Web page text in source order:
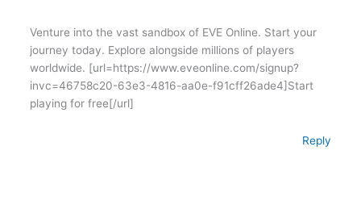
Venture into the vast sandbox of EVE Online. Start your
journey today. Explore alongside millions of players
worldwide. [url=https://www.eveonline.com/signup?
invc=46758c20-63e3-4816-aa0e-f91cff26ade4]Start
playing for free[/url]
Reply